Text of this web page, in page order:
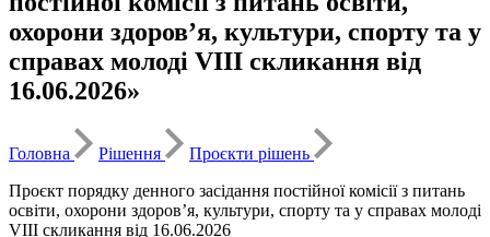
охорони здоров’я, культури, спорту та у
справах молоді VIІI скликання від
16.06.2026»
Головна Рішення
Проєкти рішень
Проєкт порядку денного засідання постійної комісії з питань
освіти, охорони здоров’я, культури, спорту та у справах молоді
VIІI скликання від 16.06.2026